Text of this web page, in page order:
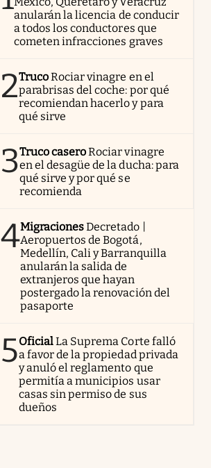
anularán la licencia de conducir
a todos los conductores que
cometen infracciones graves
2TrucoRociar vinagre en el
parabrisas del coche: por qué
recomiendan hacerlo y para
qué sirve
3Truco caseroRociar vinagre
en el desagüe de la ducha: para
qué sirve y por qué se
recomienda
4MigracionesDecretado |
Aeropuertos de Bogotá,
Medellín, Cali y Barranquilla
anularán la salida de
extranjeros que hayan
postergado la renovación del
pasaporte
5OficialLa Suprema Corte falló
a favor de la propiedad privada
y anuló el reglamento que
permitía a municipios usar
casas sin permiso de sus
dueños